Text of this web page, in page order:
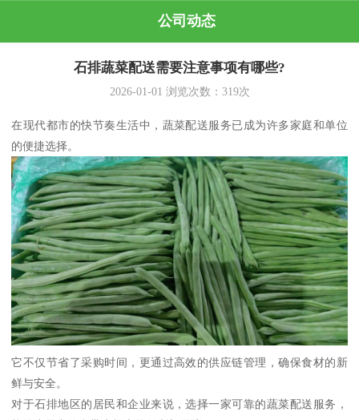
公司动态
石排蔬菜配送需要注意事项有哪些?
2026-01-01 浏览次数： 319次
在现代都市的快节奏生活中，蔬菜配送服务已成为许多家庭和单位
的便捷选择。
它不仅节省了采购时间，更通过高效的供应链管理，确保食材的新
鲜与安全。
对于石排地区的居民和企业来说，选择一家可靠的蔬菜配送服务，